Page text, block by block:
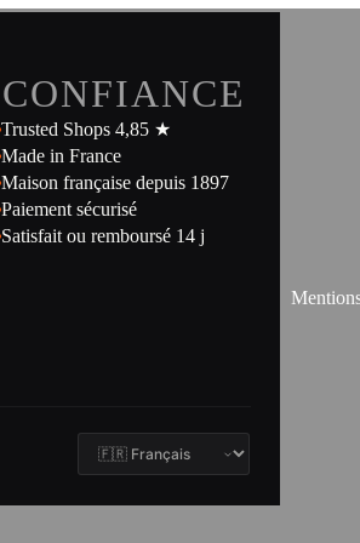
CONFIANCE
Trusted Shops 4,85 ★
Made in France
Maison française depuis 1897
Paiement sécurisé
Satisfait ou remboursé 14 j